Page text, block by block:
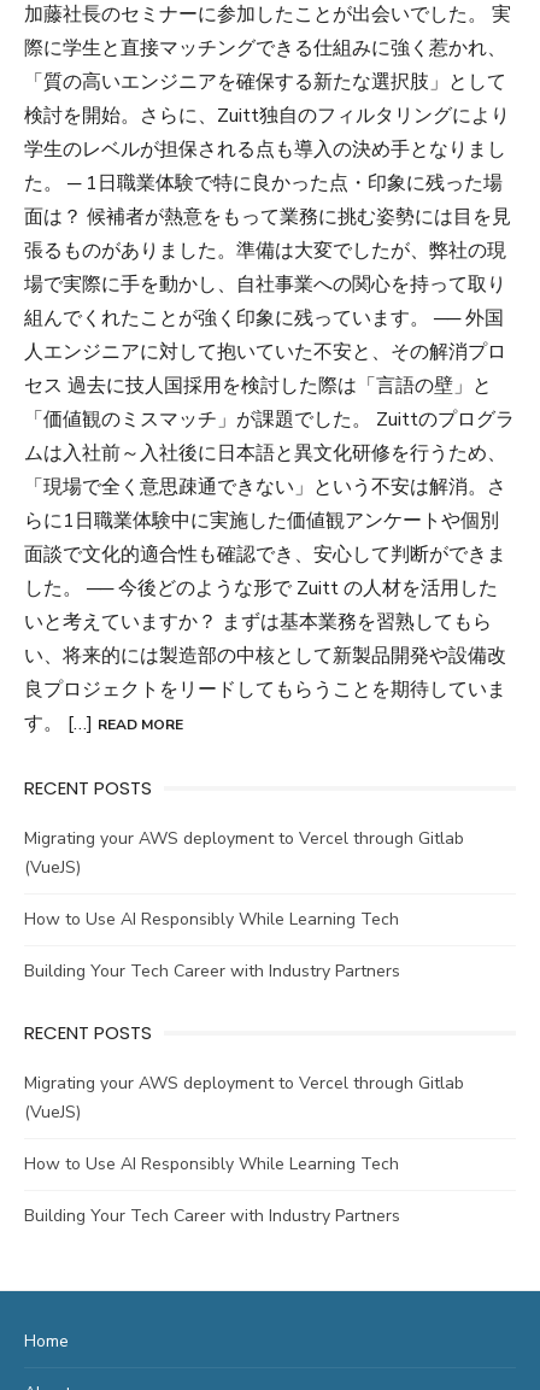
加藤社長のセミナーに参加したことが出会いでした。 実
際に学生と直接マッチングできる仕組みに強く惹かれ、
「質の高いエンジニアを確保する新たな選択肢」として
検討を開始。さらに、Zuitt独自のフィルタリングにより
学生のレベルが担保される点も導入の決め手となりまし
た。 ─ 1日職業体験で特に良かった点・印象に残った場
面は？ 候補者が熱意をもって業務に挑む姿勢には目を見
張るものがありました。準備は大変でしたが、弊社の現
場で実際に手を動かし、自社事業への関心を持って取り
組んでくれたことが強く印象に残っています。 ── 外国
人エンジニアに対して抱いていた不安と、その解消プロ
セス 過去に技人国採用を検討した際は「言語の壁」と
「価値観のミスマッチ」が課題でした。 Zuittのプログラ
ムは入社前～入社後に日本語と異文化研修を行うため、
「現場で全く意思疎通できない」という不安は解消。さ
らに1日職業体験中に実施した価値観アンケートや個別
面談で文化的適合性も確認でき、安心して判断ができま
した。 ── 今後どのような形で Zuitt の人材を活用した
いと考えていますか？ まずは基本業務を習熟してもら
い、将来的には製造部の中核として新製品開発や設備改
良プロジェクトをリードしてもらうことを期待していま
す。 […] READ MORE
RECENT POSTS
Migrating your AWS deployment to Vercel through Gitlab
(VueJS)
How to Use AI Responsibly While Learning Tech
Building Your Tech Career with Industry Partners
RECENT POSTS
Migrating your AWS deployment to Vercel through Gitlab
(VueJS)
How to Use AI Responsibly While Learning Tech
Building Your Tech Career with Industry Partners
Home